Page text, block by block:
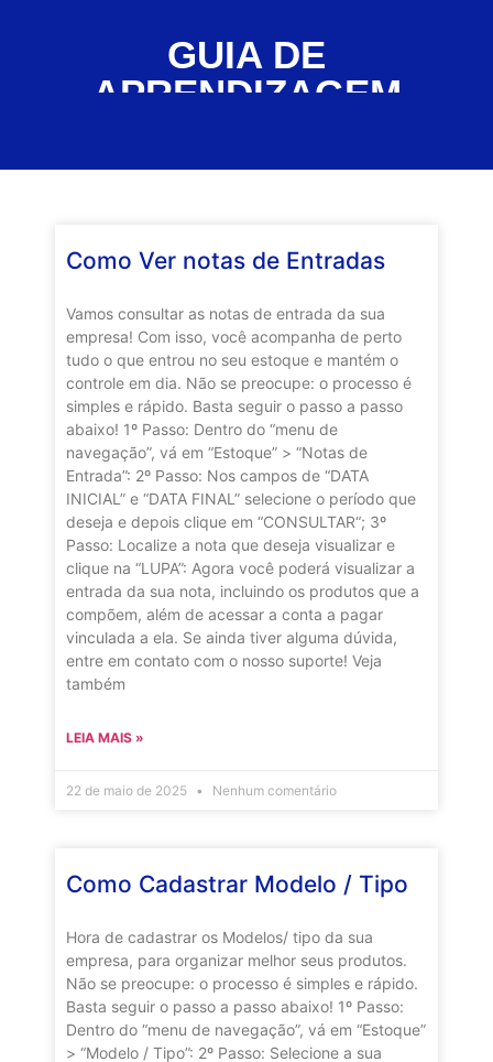
GUIA DE
APRENDIZAGEM
Como Ver notas de Entradas
Vamos consultar as notas de entrada da sua
empresa! Com isso, você acompanha de perto
tudo o que entrou no seu estoque e mantém o
controle em dia. Não se preocupe: o processo é
simples e rápido. Basta seguir o passo a passo
abaixo! 1º Passo: Dentro do “menu de
navegação”, vá em “Estoque” > “Notas de
Entrada”: 2º Passo: Nos campos de “DATA
INICIAL” e “DATA FINAL” selecione o período que
deseja e depois clique em “CONSULTAR“; 3º
Passo: Localize a nota que deseja visualizar e
clique na “LUPA”: Agora você poderá visualizar a
entrada da sua nota, incluindo os produtos que a
compõem, além de acessar a conta a pagar
vinculada a ela. Se ainda tiver alguma dúvida,
entre em contato com o nosso suporte! Veja
também
LEIA MAIS »
22 de maio de 2025 Nenhum comentário
Como Cadastrar Modelo / Tipo
Hora de cadastrar os Modelos/ tipo da sua
empresa, para organizar melhor seus produtos.
Não se preocupe: o processo é simples e rápido.
Basta seguir o passo a passo abaixo! 1º Passo:
Dentro do “menu de navegação”, vá em “Estoque”
> “Modelo / Tipo”: 2º Passo: Selecione a sua